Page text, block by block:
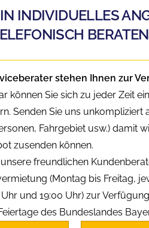
INDIVIDUELLES
stehen Ihnen zur
können Sie sich zu jeder Zeit
Senden Sie uns unkompliziert
Fahrgebiet usw.) damit
zusenden können.
freundlichen
(Montag bis Freitag,
und 19:00 Uhr) zur
des Bundeslandes